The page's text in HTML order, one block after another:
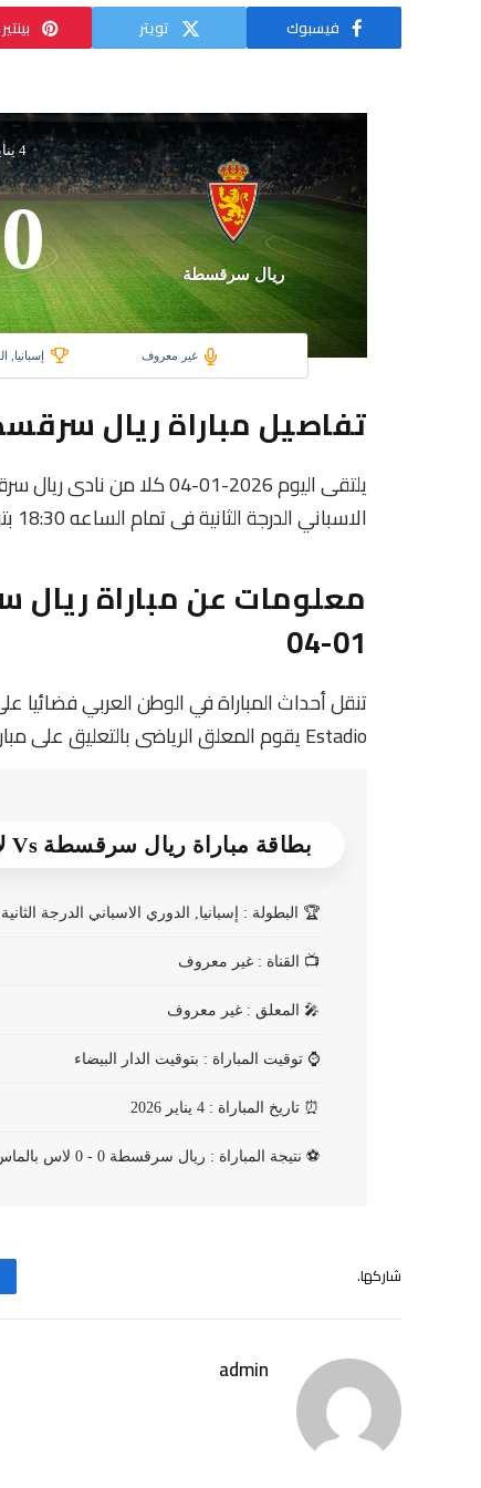
فيسبوك تويتر
ريال سرقسطة
4 يناير 2026
0
غير معروف إسبانيا,
تفاصيل مباراة ريال
يلتقى اليوم 2026-01-04
الاسباني الدرجة الثانية فى تمام الساعه 18:30 بتوقيت مصر.
01-04
Estadio يقوم المعلق الرياضى بالتعليق على مباراة ريال سرقسطة و لاس بالماس
بطاقة مباراة ريال سرقسطة Vs لاس بالماس
🏆 البطولة : إسبانيا, الدوري الاسباني الدرجة الثانية
📺 القناة : غير معروف
🎤 المعلق : غير معروف
⌚ توقيت المباراة : بتوقيت الدار البيضاء
⏰ تاريخ المباراة : 4 يناير 2026
⚽ نتيجة المباراة : ريال سرقسطة 0 - 0 لاس بالماس
شاركها.
admin